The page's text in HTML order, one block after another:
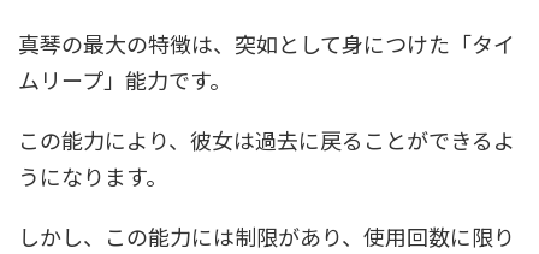
真琴の最大の特徴は、突如として身につけた「タイ
ムリープ」能力です。
この能力により、彼女は過去に戻ることができるよ
うになります。
しかし、この能力には制限があり、使用回数に限り